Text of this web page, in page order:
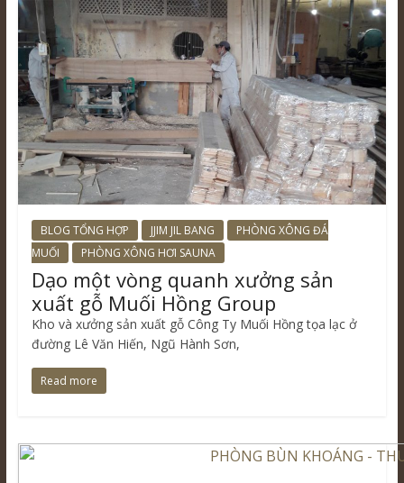
BLOG TỔNG HỢP JJIM JIL BANG
PHÒNG XÔNG ĐÁ
MUỐI
PHÒNG XÔNG HƠI SAUNA
Dạo một vòng quanh xưởng sản
xuất gỗ Muối Hồng Group
Kho và xưởng sản xuất gỗ Công Ty Muối Hồng tọa lạc ở
đường Lê Văn Hiến, Ngũ Hành Sơn,
Read more